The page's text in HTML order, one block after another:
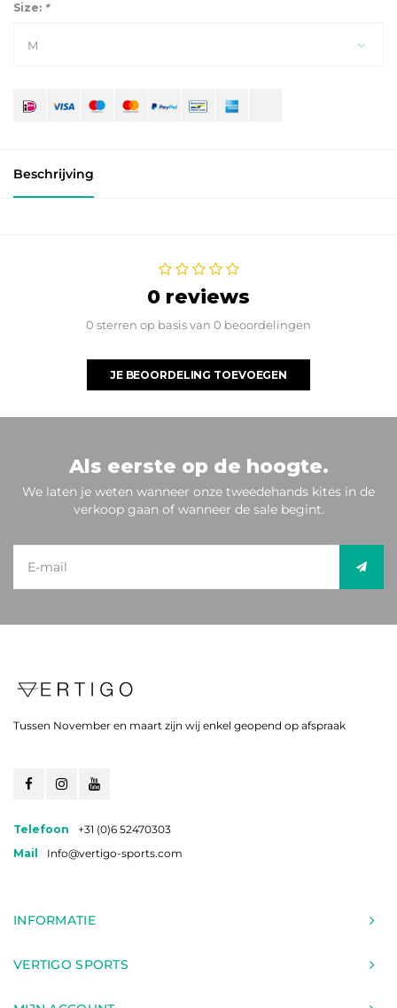
Size: *
M
Beschrijving
0 reviews
0 sterren op basis van 0 beoordelingen
JE BEOORDELING TOEVOEGEN
Als eerste op de hoogte.
We laten je weten wanneer onze tweedehands kites in de
verkoop gaan of wanneer de sale begint.
Tussen November en maart zijn wij enkel geopend op afspraak
Telefoon
+31 (0)6 52470303
Mail
Info@vertigo-sports.com
INFORMATIE
VERTIGO SPORTS